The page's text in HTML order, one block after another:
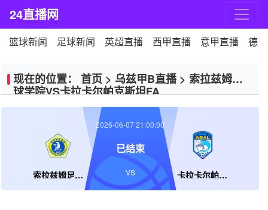
24直播网
篮球新闻 足球新闻 英超直播 西甲直播 意甲直播 德
现在的位置： 首页 > 乌兹甲B直播> 索拉兹姆足
球学院VS卡拉卡尔帕克斯坦FA
索拉兹姆足球学院 卡拉卡尔帕克斯坦FA
2026-06-07 21:00:00
已结束
VS